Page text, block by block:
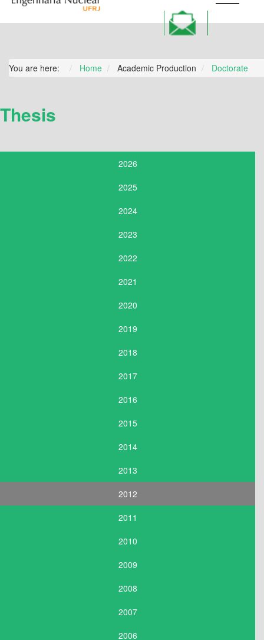
You are here: Home Academic Production Doctorate
Thesis
2026
2025
2024
2023
2022
2021
2020
2019
2018
2017
2016
2015
2014
2013
2012
2011
2010
2009
2008
2007
2006